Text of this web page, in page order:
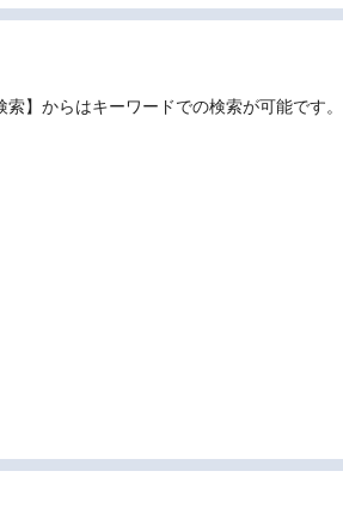
】からはキーワードでの検索が可能です。